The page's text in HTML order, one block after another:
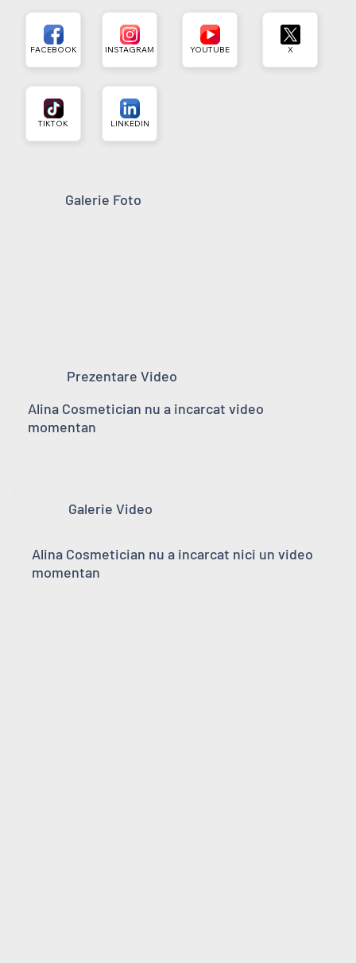
FACEBOOK INSTAGRAM YOUTUBE
LINKEDIN
X
TIKTOK
Galerie Foto
Prezentare Video
Alina Cosmetician nu a incarcat video
momentan
Galerie Video
Alina Cosmetician nu a incarcat nici un video
momentan